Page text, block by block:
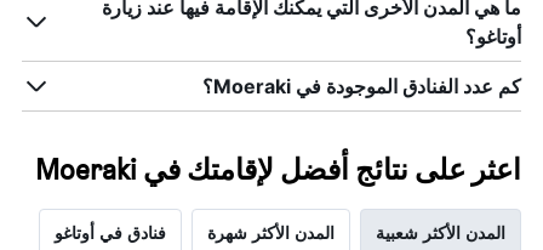
ما هي المدن الأخرى التي يمكنك الإقامة فيها عند زيارة
أوتاغو؟
كم عدد الفنادق الموجودة في Moeraki؟
اعثر على نتائج أفضل لإقامتك في Moeraki
المدن الأكثر شعبية المدن الأكثر شهرة فنادق في أوتاغو